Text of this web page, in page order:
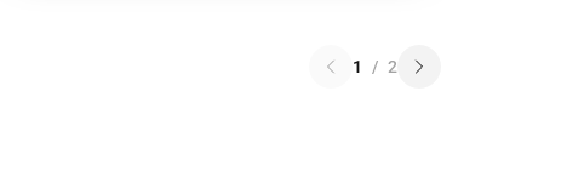
1 / 2